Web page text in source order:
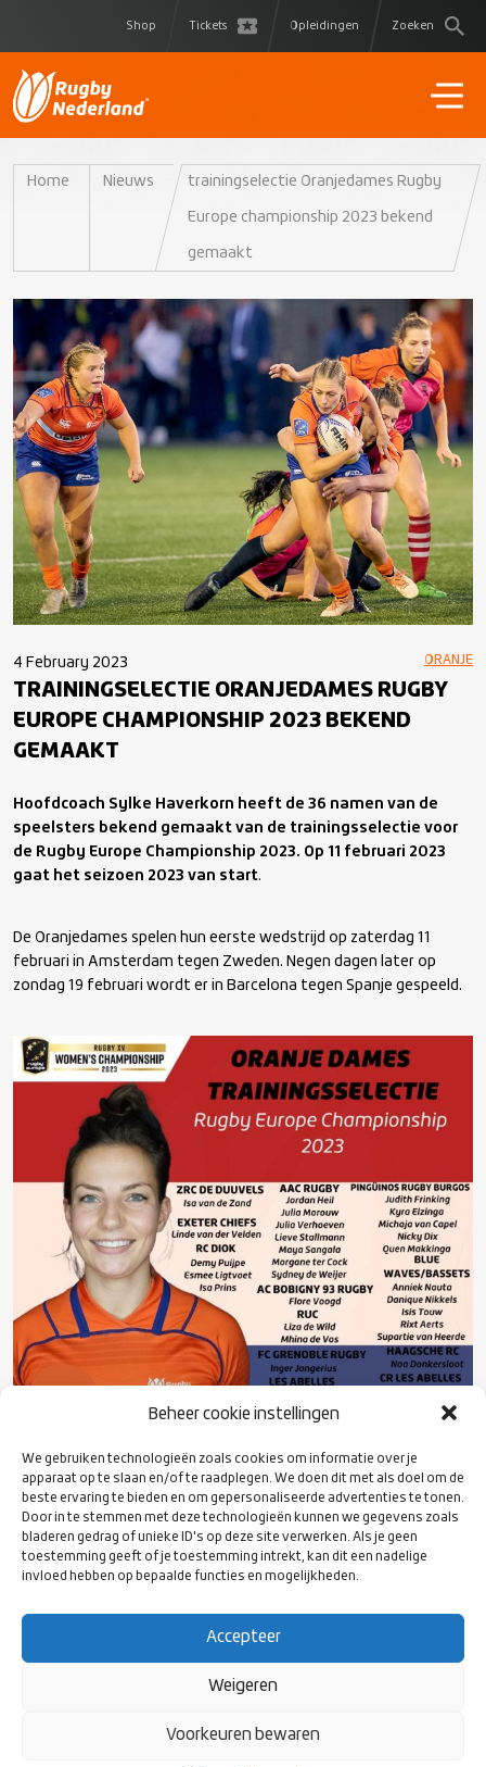
Beheer cookie instellingen
We gebruiken technologieën zoals cookies om informatie over je
apparaat op te slaan en/of te raadplegen. We doen dit met als doel om de
beste ervaring te bieden en om gepersonaliseerde advertenties te tonen.
Door in te stemmen met deze technologieën kunnen we gegevens zoals
bladeren gedrag of unieke ID's op deze site verwerken. Als je geen
toestemming geeft of je toestemming intrekt, kan dit een nadelige
invloed hebben op bepaalde functies en mogelijkheden.
Accepteer
Weigeren
Voorkeuren bewaren
Shop Tickets Opleidingen Zoeken
Home Nieuws trainingselectie Oranjedames Rugby
Europe championship 2023 bekend
gemaakt
4 February 2023 ORANJE
TRAININGSELECTIE ORANJEDAMES RUGBY
EUROPE CHAMPIONSHIP 2023 BEKEND
GEMAAKT
Hoofdcoach Sylke Haverkorn heeft de 36 namen van de
speelsters bekend gemaakt van de trainingsselectie voor
de Rugby Europe Championship 2023. Op 11 februari 2023
gaat het seizoen 2023 van start.
De Oranjedames spelen hun eerste wedstrijd op zaterdag 11
februari in Amsterdam tegen Zweden. Negen dagen later op
zondag 19 februari wordt er in Barcelona tegen Spanje gespeeld.
Alle wedstrijden zijn live te volgen via Rugby Europe TV
viaDEZElink.
klikHIER